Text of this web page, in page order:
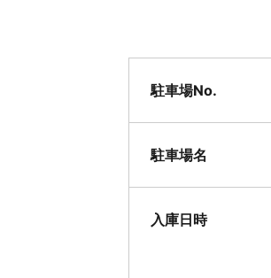
駐車場No.
駐車場名
入庫日時